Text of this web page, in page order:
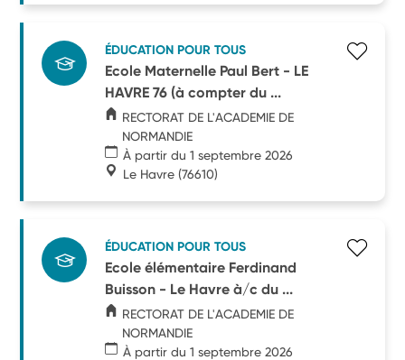
ÉDUCATION POUR TOUS
Ecole Maternelle Paul Bert - LE
HAVRE 76 (à compter du ...
RECTORAT DE L'ACADEMIE DE
NORMANDIE
À partir du 1 septembre 2026
Le Havre (76610)
ÉDUCATION POUR TOUS
Ecole élémentaire Ferdinand
Buisson - Le Havre à/c du ...
RECTORAT DE L'ACADEMIE DE
NORMANDIE
À partir du 1 septembre 2026